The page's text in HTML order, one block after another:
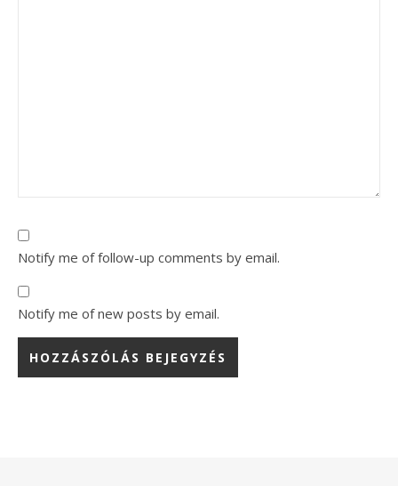
Notify me of follow-up comments by email.
Notify me of new posts by email.